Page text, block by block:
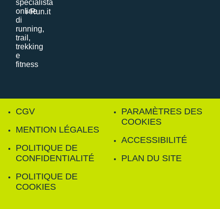
i-Run.it
CGV
MENTION LÉGALES
POLITIQUE DE
CONFIDENTIALITÉ
POLITIQUE DE
COOKIES
PARAMÈTRES DES
COOKIES
ACCESSIBILITÉ
PLAN DU SITE